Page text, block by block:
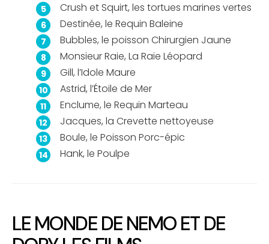
Crush et Squirt, les tortues marines vertes
Destinée, le Requin Baleine
Bubbles, le poisson Chirurgien Jaune
Monsieur Raie, La Raie Léopard
Gill, l’Idole Maure
Astrid, l’Étoile de Mer
Enclume, le Requin Marteau
Jacques, la Crevette nettoyeuse
Boule, le Poisson Porc-épic
Hank, le Poulpe
LE MONDE DE NEMO ET DE